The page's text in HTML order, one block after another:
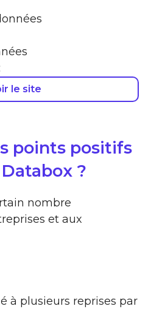
le site
points positifs
?
nombre
et aux
à plusieurs reprises par